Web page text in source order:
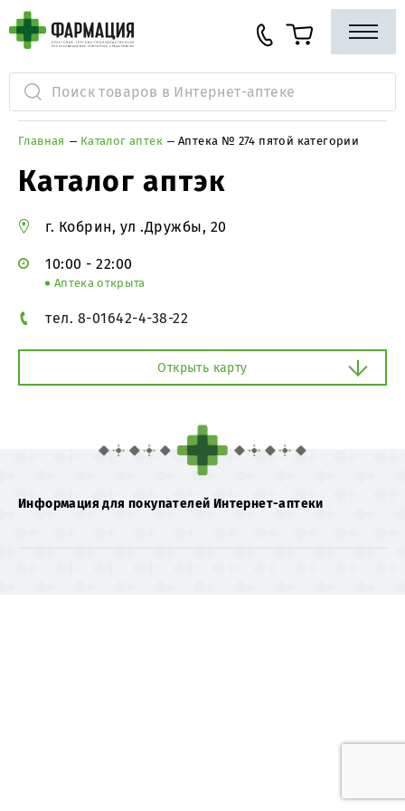
Главная Каталог аптек Аптека № 274 пятой категории
Каталог аптэк
г. Кобрин, ул .Дружбы, 20
10:00 - 22:00
Аптека открыта
тел. 8-01642-4-38-22
Открыть карту
Информация для покупателей Интернет-аптеки